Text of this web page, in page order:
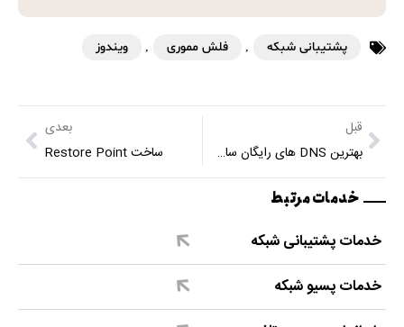
پشتیبانی شبکه , فلش مموری , ویندوز
قبل
بهترین DNS های رایگان سال 2016
بعدی
ساخت Restore Point
خدمات مرتبط
خدمات پشتیبانی شبکه
خدمات پسیو شبکه